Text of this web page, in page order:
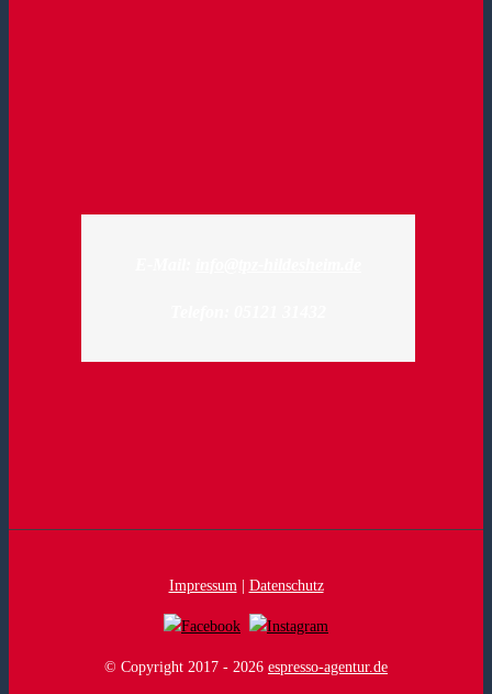
Impressum| Datenschutz
© Copyright 2017 - 2026 espresso-agentur.de